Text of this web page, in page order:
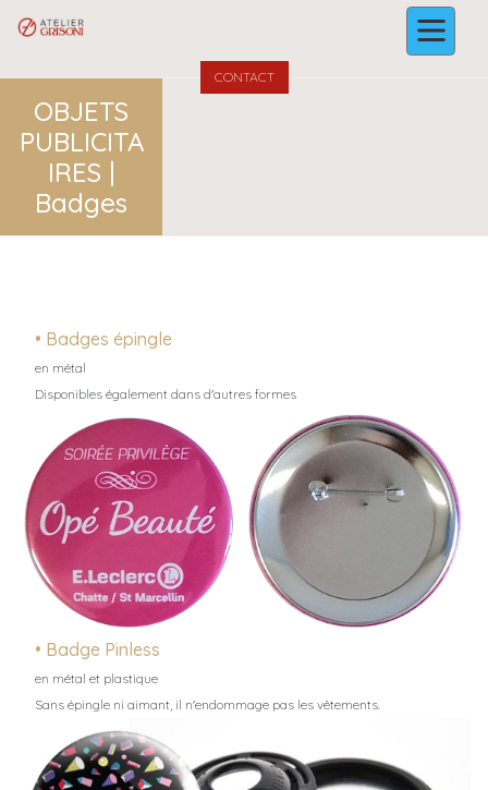
CONTACT
OBJETS
PUBLICITA
IRES |
Badges
• Badges épingle
en métal
Disponibles également dans d'autres formes
• Badge Pinless
en métal et plastique
Sans épingle ni aimant, il n'endommage pas les vêtements.